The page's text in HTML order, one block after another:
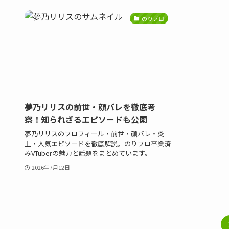
のりプロ
夢乃リリスの前世・顔バレを徹底考
察！知られざるエピソードも公開
夢乃リリスのプロフィール・前世・顔バレ・炎
上・人気エピソードを徹底解説。のりプロ卒業済
みVTuberの魅力と話題をまとめています。
2026年7月12日